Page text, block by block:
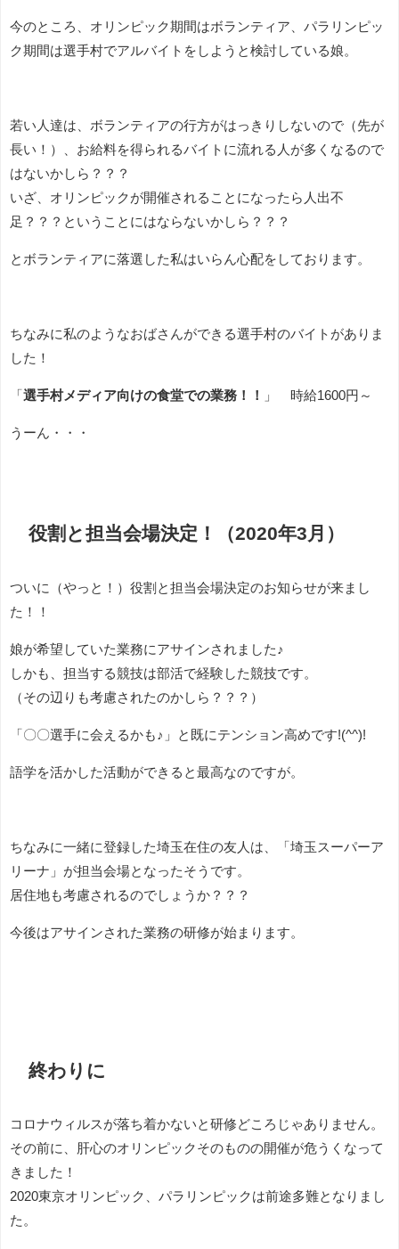
今のところ、オリンピック期間はボランティア、パラリンピッ
ク期間は選手村でアルバイトをしようと検討している娘。
若い人達は、ボランティアの行方がはっきりしないので（先が
長い！）、お給料を得られるバイトに流れる人が多くなるので
はないかしら？？？
いざ、オリンピックが開催されることになったら人出不
足？？？ということにはならないかしら？？？
とボランティアに落選した私はいらん心配をしております。
ちなみに私のようなおばさんができる選手村のバイトがありま
した！
「選手村メディア向けの食堂での業務！！ 」 時給1600円～
うーん・・・
役割と担当会場決定！（2020年3月）
ついに（やっと！）役割と担当会場決定のお知らせが来まし
た！！
娘が希望していた業務にアサインされました♪
しかも、担当する競技は部活で経験した競技です。
（その辺りも考慮されたのかしら？？？）
「〇〇選手に会えるかも♪」と既にテンション高めです!(^^)!
語学を活かした活動ができると最高なのですが。
ちなみに一緒に登録した埼玉在住の友人は、「埼玉スーパーア
リーナ」が担当会場となったそうです。
居住地も考慮されるのでしょうか？？？
今後はアサインされた業務の研修が始まります。
終わりに
コロナウィルスが落ち着かないと研修どころじゃありません。
その前に、肝心のオリンピックそのものの開催が危うくなって
きました！
2020東京オリンピック、パラリンピックは前途多難となりまし
た。